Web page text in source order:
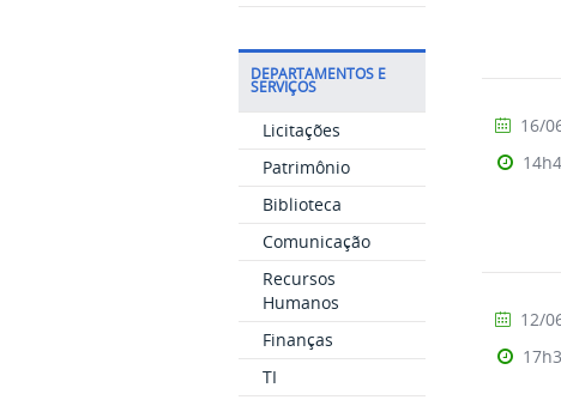
DEPARTAMENTOS E
SERVIÇOS
Licitações
Patrimônio
Biblioteca
Comunicação
Recursos
Humanos
Finanças
TI
16/
12/